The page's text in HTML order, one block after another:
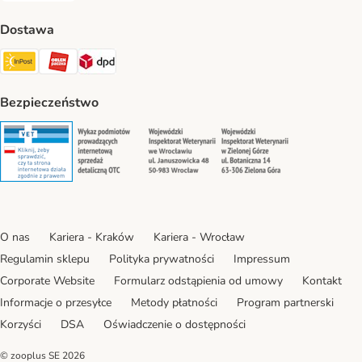
Dostawa
Paczkomat® Shipping Method
ORLEN Paczka Shipping Method
DPD Shipping Method
Bezpieczeństwo
Security Security Security
O nas Kariera - Kraków
Kariera - Wrocław
Regulamin sklepu
Polityka prywatności
Impressum
Corporate Website
Formularz odstąpienia od umowy
Kontakt
Informacje o przesyłce
Metody płatności
Program partnerski
Korzyści
DSA Oświadczenie o dostępności
© zooplus SE 2026